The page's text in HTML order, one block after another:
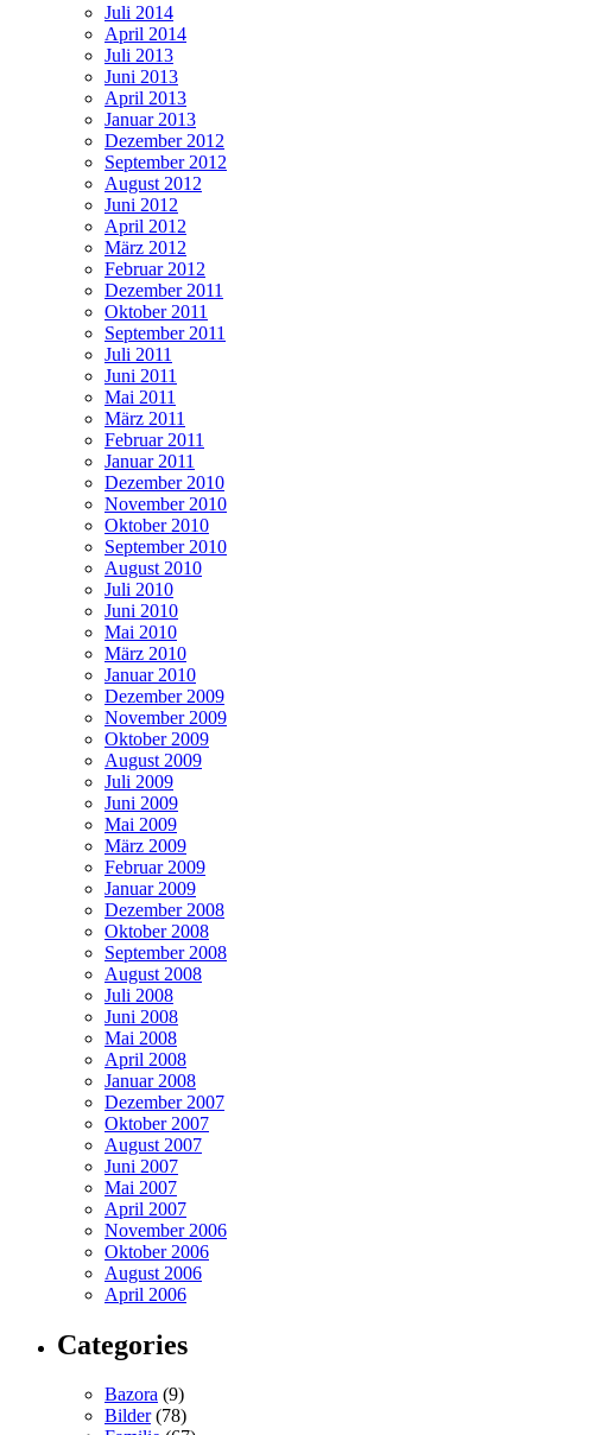
Juli 2014
April 2014
Juli 2013
Juni 2013
April 2013
Januar 2013
Dezember 2012
September 2012
August 2012
Juni 2012
April 2012
März 2012
Februar 2012
Dezember 2011
Oktober 2011
September 2011
Juli 2011
Juni 2011
Mai 2011
März 2011
Februar 2011
Januar 2011
Dezember 2010
November 2010
Oktober 2010
September 2010
August 2010
Juli 2010
Juni 2010
Mai 2010
März 2010
Januar 2010
Dezember 2009
November 2009
Oktober 2009
August 2009
Juli 2009
Juni 2009
Mai 2009
März 2009
Februar 2009
Januar 2009
Dezember 2008
Oktober 2008
September 2008
August 2008
Juli 2008
Juni 2008
Mai 2008
April 2008
Januar 2008
Dezember 2007
Oktober 2007
August 2007
Juni 2007
Mai 2007
April 2007
November 2006
Oktober 2006
August 2006
April 2006
Categories
Bazora (9)
Bilder(78)